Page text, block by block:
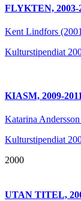
FLYKTEN, 2003-
Kent Lindfors
Kulturstipendiat
KIASM, 2009-2011
Katarina
Kulturstipendiat
2000
UTAN TITEL,